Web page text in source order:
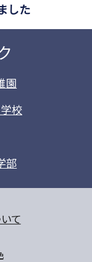
した
園
校
部
て